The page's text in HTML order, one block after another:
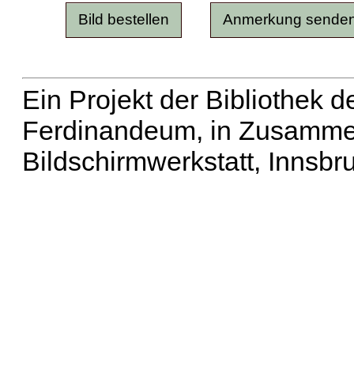
Ein Projekt der Bibliothek
Ferdinandeum, in
Bildschirmwerkstatt,